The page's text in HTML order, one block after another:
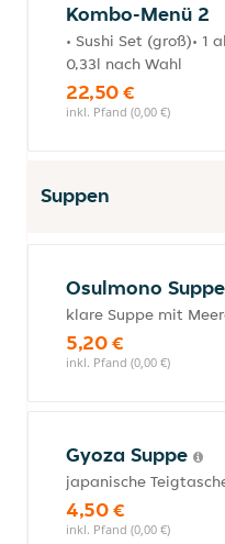
Kombo-Menü 2
• Sushi Set (groß)• 1
0,33l nach Wahl
22,50 €
inkl. Pfand (0,00 €)
Suppen
Osulmono Suppe
klare Suppe mit
5,20 €
inkl. Pfand (0,00 €)
Gyoza Suppe
japanische
4,50 €
inkl. Pfand (0,00 €)